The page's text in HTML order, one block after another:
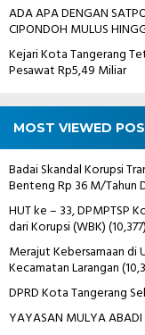
ADA APA DENGAN
CIPONDOH MULUS
Kejari Kota Tangerang
Pesawat Rp5,49 Miliar
MOST VIEWED
Badai Skandal Korupsi
Benteng Rp 36 M/Tahun
HUT ke – 33, DPMPTSP
dari Korupsi (WBK)(10,377)
Merajut Kebersamaan di
Kecamatan Larangan
DPRD Kota Tangerang
YAYASAN MULYA ABADI